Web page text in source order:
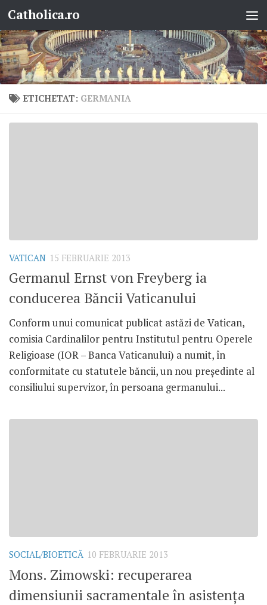
Skip to content
Catholica.ro
ETICHETAT: GERMANIA
VATICAN 15 FEBRUARIE 2013
Germanul Ernst von Freyberg ia
conducerea Băncii Vaticanului
Conform unui comunicat publicat astăzi de Vatican,
comisia Cardinalilor pentru Institutul pentru Operele
Religioase (IOR – Banca Vaticanului) a numit, în
conformitate cu statutele băncii, un nou preşedinte al
consiliului supervizor, în persoana germanului...
SOCIAL/BIOETICĂ 10 FEBRUARIE 2013
Mons. Zimowski: recuperarea
dimensiunii sacramentale în asistenţa